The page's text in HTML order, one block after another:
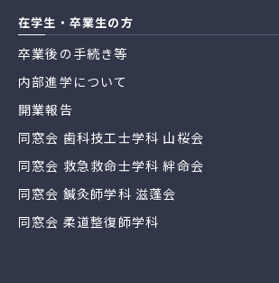
在学生・卒業生の方
卒業後の手続き等
内部進学について
開業報告
同窓会 歯科技工士学科 山桜会
同窓会 救急救命士学科 絆命会
同窓会 鍼灸師学科 滋蓬会
同窓会 柔道整復師学科